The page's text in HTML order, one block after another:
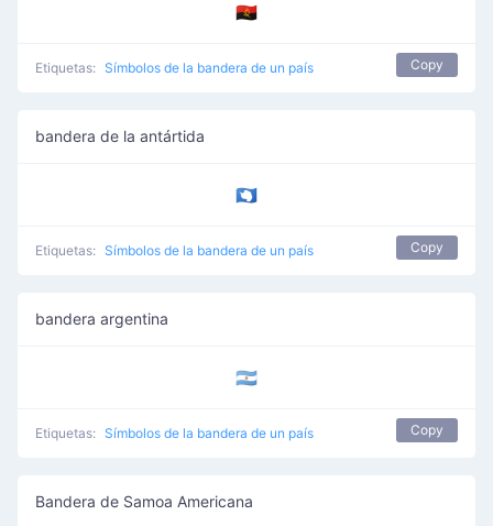
🇦🇴
Etiquetas: Símbolos de la bandera de un país Copy
bandera de la antártida
🇦🇶
Etiquetas: Símbolos de la bandera de un país Copy
bandera argentina
🇦🇷
Etiquetas: Símbolos de la bandera de un país Copy
Bandera de Samoa Americana